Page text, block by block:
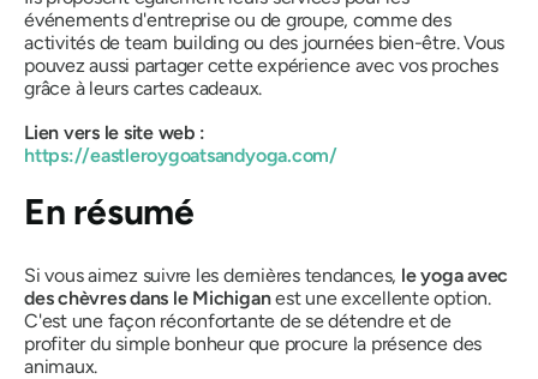
événements d'entreprise ou de groupe, comme des
activités de team building ou des journées bien-être. Vous
pouvez aussi partager cette expérience avec vos proches
grâce à leurs cartes cadeaux.
Lien vers le site web :
https://eastleroygoatsandyoga.com/
En résumé
Si vous aimez suivre les dernières tendances, le yoga avec
des chèvres dans le Michiganest une excellente option.
C'est une façon réconfortante de se détendre et de
profiter du simple bonheur que procure la présence des
animaux.